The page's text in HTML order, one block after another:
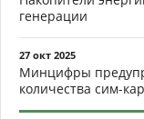
генерации
27 окт 2025
Минцифры
количества сим-